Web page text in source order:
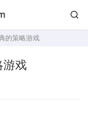
的策略游戏
游戏